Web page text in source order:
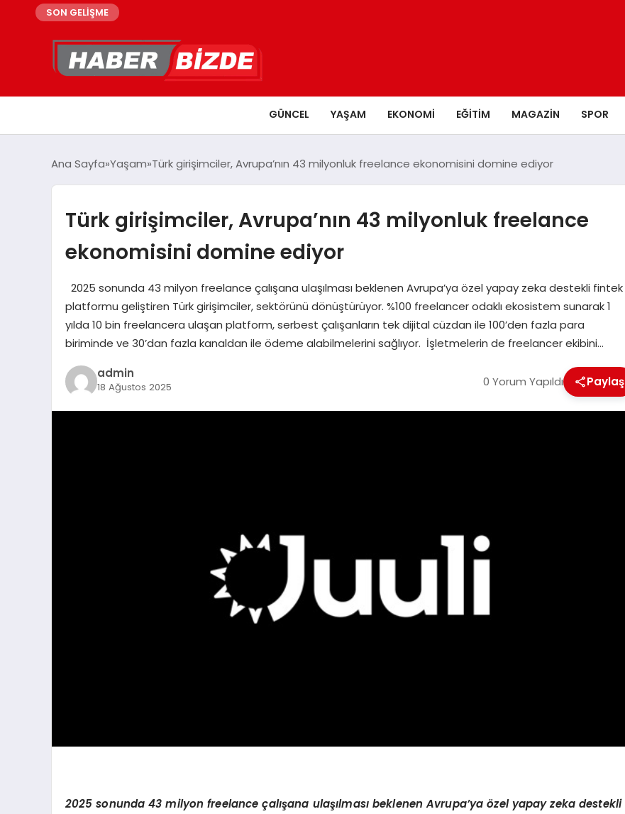
SON GELİŞME
GÜNCEL YAŞAM EKONOMI EĞITIM MAGAZIN SPOR
Ana Sayfa Yaşam Türk girişimciler, Avrupa’nın 43 milyonluk freelance ekonomisini domine ediyor
Türk girişimciler, Avrupa’nın 43 milyonluk freelance
ekonomisini domine ediyor
2025 sonunda 43 milyon freelance çalışana ulaşılması beklenen Avrupa’ya özel yapay zeka destekli fintek
platformu geliştiren Türk girişimciler, sektörünü dönüştürüyor. %100 freelancer odaklı ekosistem sunarak 1
yılda 10 bin freelancera ulaşan platform, serbest çalışanların tek dijital cüzdan ile 100’den fazla para
biriminde ve 30’dan fazla kanaldan ile ödeme alabilmelerini sağlıyor. İşletmelerin de freelancer ekibini…
admin
18 Ağustos 2025 0 Yorum Yapıldı Paylaş
2025 sonunda 43 milyon freelance çalışana ulaşılması beklenen Avrupa’ya özel yapay zeka destekli